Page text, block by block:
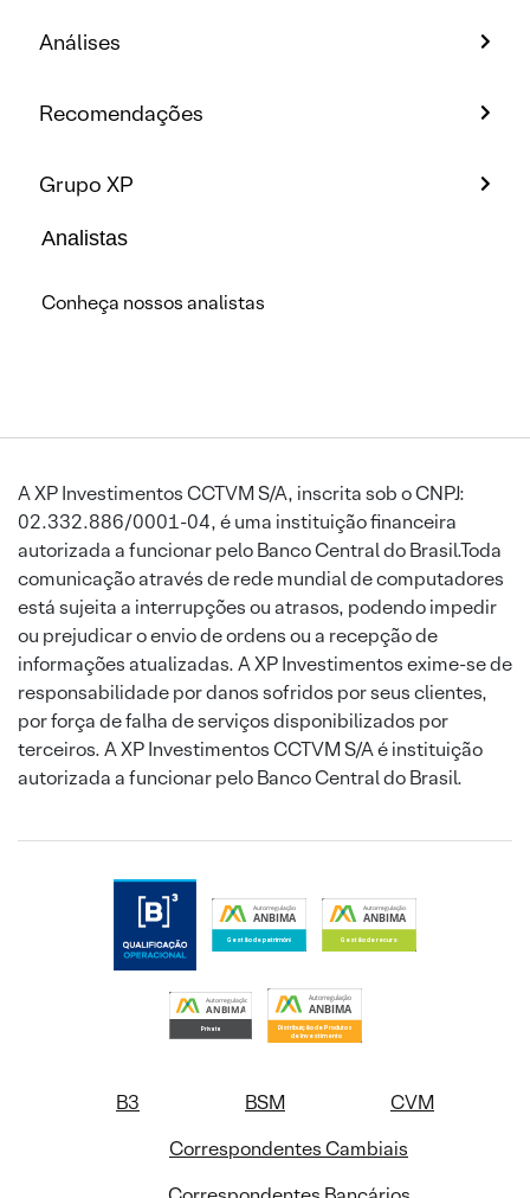
Análises
Recomendações
Grupo XP
Analistas
Conheça nossos analistas
A XP Investimentos CCTVM S/A, inscrita sob o CNPJ:
02.332.886/0001-04, é uma instituição financeira
autorizada a funcionar pelo Banco Central do Brasil.Toda
comunicação através de rede mundial de computadores
está sujeita a interrupções ou atrasos, podendo impedir
ou prejudicar o envio de ordens ou a recepção de
informações atualizadas. A XP Investimentos exime-se de
responsabilidade por danos sofridos por seus clientes,
por força de falha de serviços disponibilizados por
terceiros. A XP Investimentos CCTVM S/A é instituição
autorizada a funcionar pelo Banco Central do Brasil.
B3 BSM
CVM
Correspondentes Cambiais